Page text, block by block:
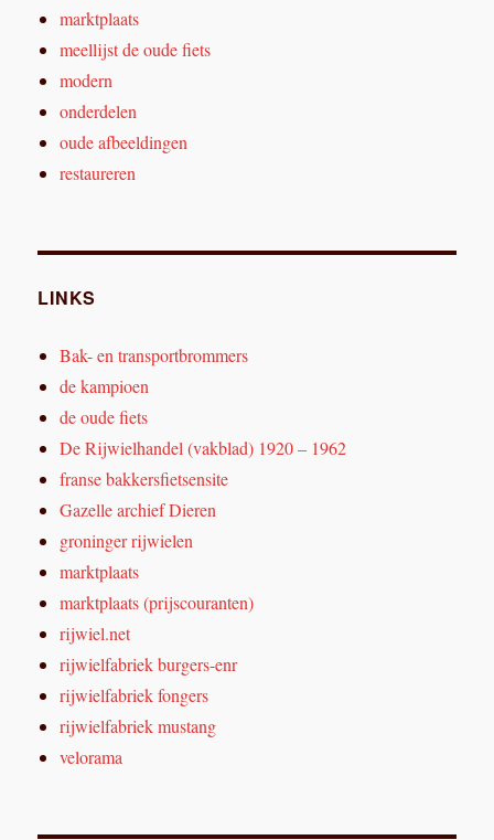
marktplaats
meellijst de oude fiets
modern
onderdelen
oude afbeeldingen
restaureren
LINKS
Bak- en transportbrommers
de kampioen
de oude fiets
De Rijwielhandel (vakblad) 1920 – 1962
franse bakkersfietsensite
Gazelle archief Dieren
groninger rijwielen
marktplaats
marktplaats (prijscouranten)
rijwiel.net
rijwielfabriek burgers-enr
rijwielfabriek fongers
rijwielfabriek mustang
velorama